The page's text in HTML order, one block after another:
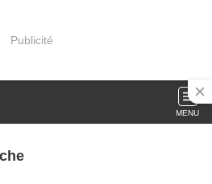
Publicité
MENU